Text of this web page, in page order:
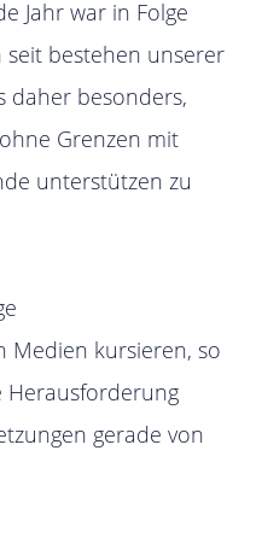
Jahr war in Folge
bestehen unserer
daher besonders,
Grenzen mit
unterstützen zu
Medien kursieren, so
Herausforderung
gerade von